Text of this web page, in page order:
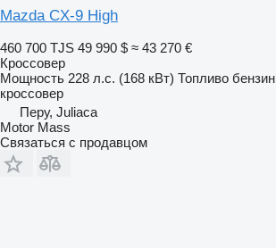
Mazda CX-9 High
460 700 TJS 49 990 $ ≈ 43 270 €
Кроссовер
Мощность 228 л.с. (168 кВт) Топливо бензин
кроссовер
Перу, Juliaca
Motor Mass
Связаться с продавцом